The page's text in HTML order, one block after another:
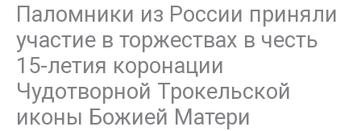
Паломники из России приняли
участие в торжествах в честь
15-летия коронации
Чудотворной Трокельской
иконы Божией Матери